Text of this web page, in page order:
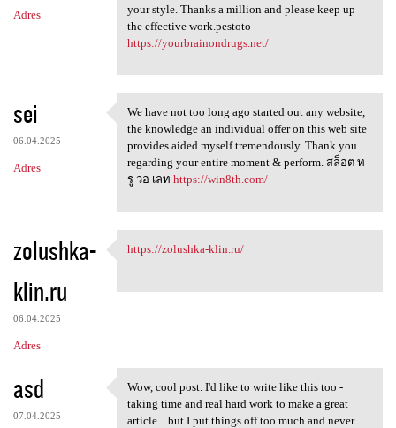
Adres
your style. Thanks a million and please keep up
the effective work.pestoto
https://yourbrainondrugs.net/
sei
06.04.2025
Adres
We have not too long ago
We have not too long ago started out any website,
the knowledge an individual offer on this web site
provides aided myself tremendously. Thank you
regarding your entire moment & perform. สล็อต ท
รู วอ เลท https://win8th.com/
zolushka-
klin.ru
06.04.2025
Adres
https://zolushka-klin.ru/
https://zolushka-klin.ru/
asd
07.04.2025
Wow, cool post. I'd like to
Wow, cool post. I'd like to write like this too -
taking time and real hard work to make a great
article... but I put things off too much and never